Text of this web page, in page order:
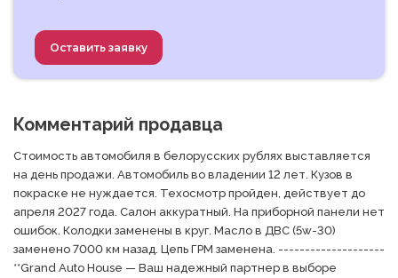
Оставить заявку
Комментарий продавца
Стоимость автомобиля в белорусских рублях выставляется
на день продажи. Автомобиль во владении 12 лет. Кузов в
покраске не нуждается. Техосмотр пройден, действует до
апреля 2027 года. Салон аккуратный. На приборной панели нет
ошибок. Колодки заменены в круг. Масло в ДВС (5w-30)
заменено 7000 км назад. Цепь ГРМ заменена. --------------------
**Grand Auto House — Ваш надежный партнер в выборе